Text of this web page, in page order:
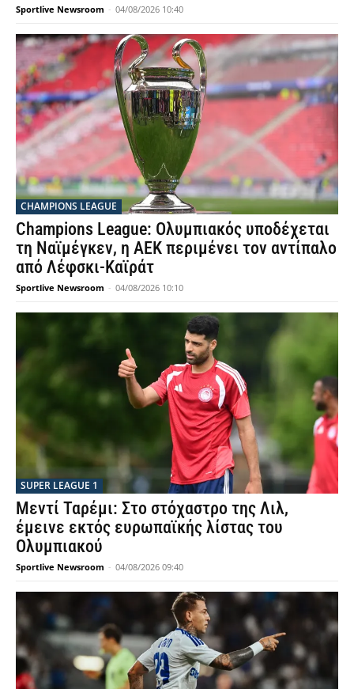
Sportlive Newsroom - 04/08/2026 10:40
CHAMPIONS LEAGUE
Champions League: Ολυμπιακός υποδέχεται
τη Ναϊμέγκεν, η ΑΕΚ περιμένει τον αντίπαλο
από Λέφσκι-Καϊράτ
Sportlive Newsroom - 04/08/2026 10:10
SUPER LEAGUE 1
Μεντί Ταρέμι: Στο στόχαστρο της Λιλ,
έμεινε εκτός ευρωπαϊκής λίστας του
Ολυμπιακού
Sportlive Newsroom - 04/08/2026 09:40